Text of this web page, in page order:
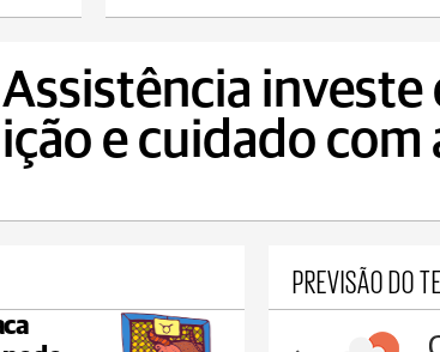
investe
e cuidado com
PREVISÃO DO